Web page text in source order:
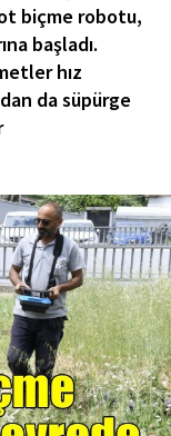
biçme robotu,
başladı.
hız
da süpürge